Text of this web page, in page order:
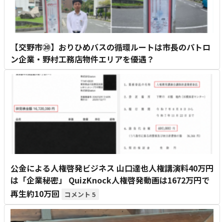
【交野市⑳】おりひめバスの循環ルートは市長のパトロ
ン企業・野村工務店物件エリアを優遇？
公金による人権啓発ビジネス 山口達也人権講演料40万円
は「企業秘密」 QuizKnock人権啓発動画は1672万円で
再生約10万回
5